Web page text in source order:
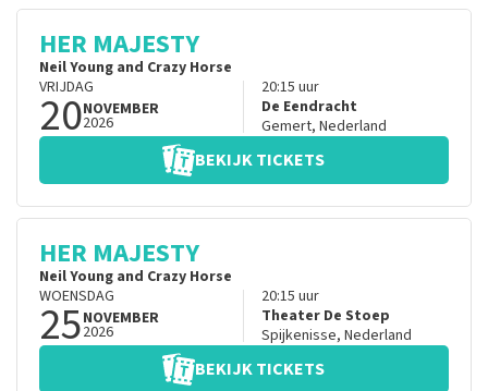
HER MAJESTY
Neil Young and Crazy Horse
VRIJDAG
20NOVEMBER
2026
20:15 uur
De Eendracht
Gemert, Nederland
BEKIJK TICKETS
HER MAJESTY
Neil Young and Crazy Horse
WOENSDAG
25NOVEMBER
2026
20:15 uur
Theater De Stoep
Spijkenisse, Nederland
BEKIJK TICKETS